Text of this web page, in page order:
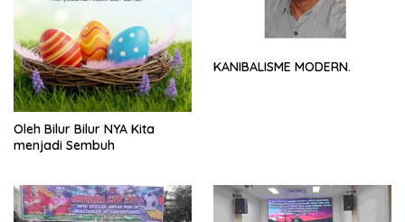
Oleh Bilur Bilur NYA Kita
menjadi Sembuh
KANIBALISME MODERN.